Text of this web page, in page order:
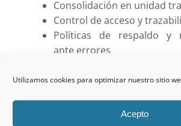
Utilizamos cookies para optimizar nuestro sitio
Acepto
Consolidación en unidad
Control de acceso y
Políticas de respaldo y
ante errores